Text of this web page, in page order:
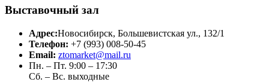
Выставочный зал
Адрес:Новосибирск, Большевистская ул., 132/1
Телефон: +7 (993) 008-50-45
Email: ztomarket@mail.ru
Пн. – Пт. 9:00 – 17:30
Сб. – Вс. выходные